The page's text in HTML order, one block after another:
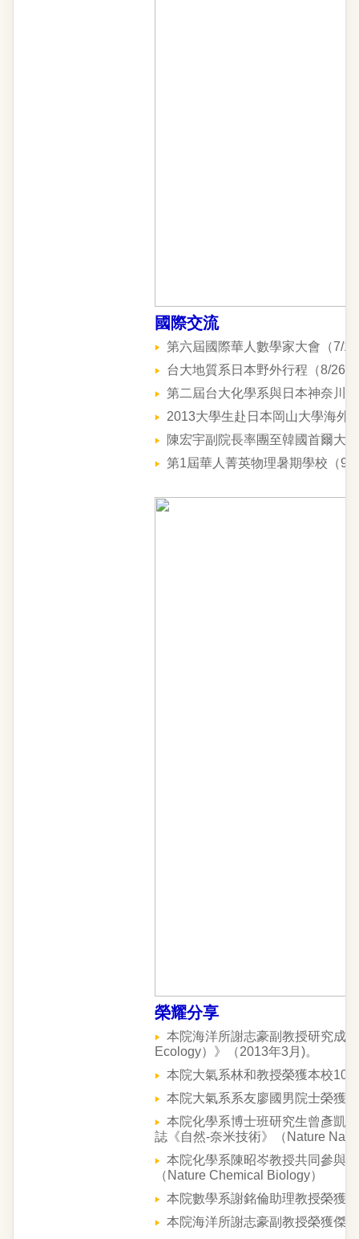
國際交流
第六屆國際華人數學家大會（7/
台大地質系日本野外行程（8/26-
第二屆台大化學系與日本神奈川
2013大學生赴日本岡山大學海外
陳宏宇副院長率團至韓國首爾大
第1屆華人菁英物理暑期學校（9/
榮耀分享
本院海洋所謝志豪副教授研究成
Ecology）》（2013年3月)。
本院大氣系林和教授榮獲本校
本院大氣系系友廖國男院士榮獲
本院化學系博士班研究生曾彥凱
誌《自然-奈米技術》（Nature
本院化學系陳昭岑教授共同參與
（Nature Chemical Biology）
本院數學系謝銘倫助理教授榮獲
本院海洋所謝志豪副教授榮獲傑